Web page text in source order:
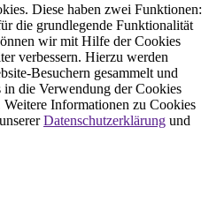
Diese haben zwei Funktionen:
die grundlegende Funktionalität
wir mit Hilfe der Cookies
verbessern. Hierzu werden
Besuchern gesammelt und
in die Verwendung der Cookies
Informationen zu Cookies
Datenschutzerklärung und